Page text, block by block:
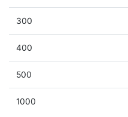
300
400
500
1000